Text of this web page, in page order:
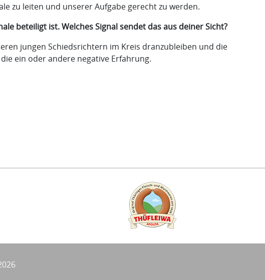
zu leiten und unserer Aufgabe gerecht zu werden.
beteiligt ist. Welches Signal sendet das aus deiner Sicht?
jungen Schiedsrichtern im Kreis dranzubleiben und die
ein oder andere negative Erfahrung.